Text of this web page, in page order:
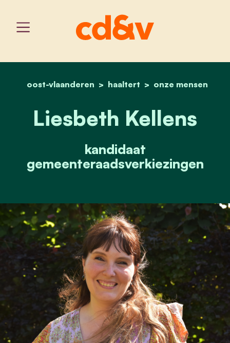
home
oost-vlaanderen haaltert onze mensen
liesbeth kellens
Liesbeth Kellens
kandidaat
gemeenteraadsverkiezingen